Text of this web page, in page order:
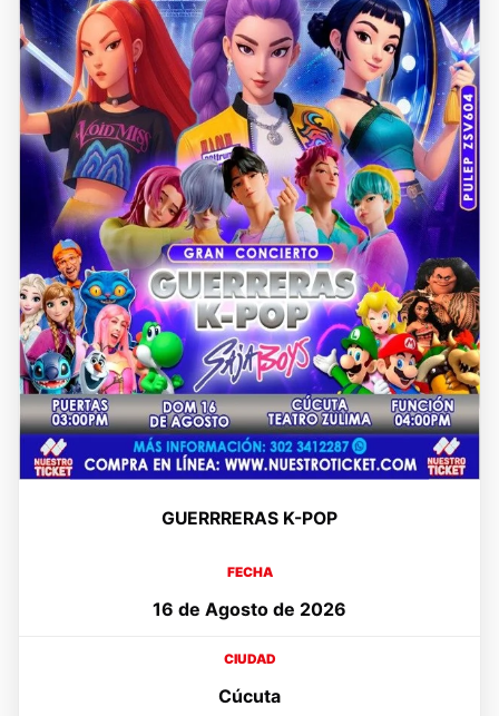
GUERRRERAS K-POP
FECHA
16 de Agosto de 2026
CIUDAD
Cúcuta